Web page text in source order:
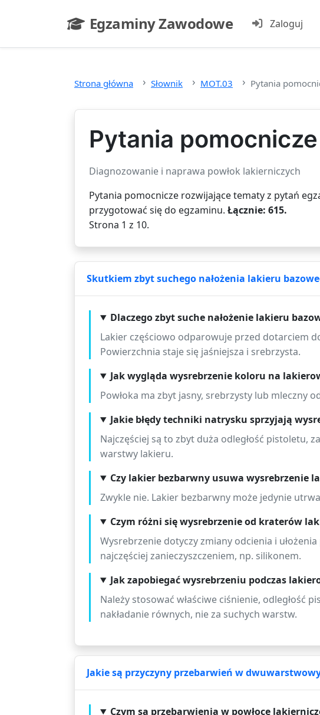
Egzaminy Zawodowe
- strona główna
Zaloguj
Strona główna Słownik MOT.03 Pytania
Pytania
Diagnozowanie i naprawa powłok lakierniczych
Pytania pomocnicze rozwijające tematy z pytań
przygotować się do egzaminu. Łącznie: 615.
Strona 1 z 10.
Skutkiem zbyt suchego nałożenia lakieru
Dlaczego zbyt suche nałożenie lakieru
Lakier częściowo odparowuje przed dotarciem
Powierzchnia staje się jaśniejsza i srebrzysta.
Jak wygląda wysrebrzenie koloru na
Powłoka ma zbyt jasny, srebrzysty lub mleczny
Jakie błędy techniki natrysku sprzyjają
Najczęściej są to zbyt duża odległość pistoletu,
warstwy lakieru.
Czy lakier bezbarwny usuwa wysrebrzenie
Zwykle nie. Lakier bezbarwny może jedynie
Czym różni się wysrebrzenie od kraterów
Wysrebrzenie dotyczy zmiany odcienia i
najczęściej zanieczyszczeniem, np. silikonem.
Jak zapobiegać wysrebrzeniu podczas
Należy stosować właściwe ciśnienie,
nakładanie równych, nie za suchych warstw.
Jakie są przyczyny przebarwień w
Czym są przebarwienia w powłoce